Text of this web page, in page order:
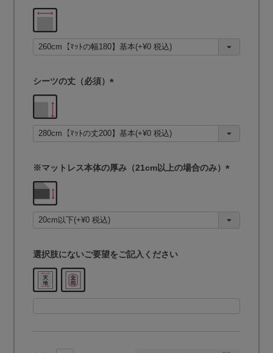
須
)
シーツの丈（必須）
須
)
※マットレス本体の厚み（21cm以上の場合のみ）
須
)
選択肢にないご要望をご記入ください